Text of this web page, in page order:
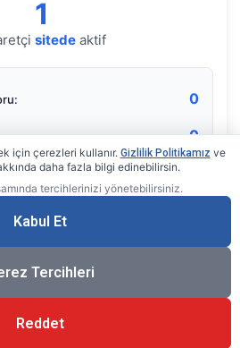
1
sitede aktif
0
0
Gerçek zamanlı sayaç
için çerezleri kullanır. Gizlilik Politikamız ve
daha fazla bilgi edinebilirsin.
tercihlerinizi yönetebilirsiniz.
Kabul Et
Tercihleri
Reddet